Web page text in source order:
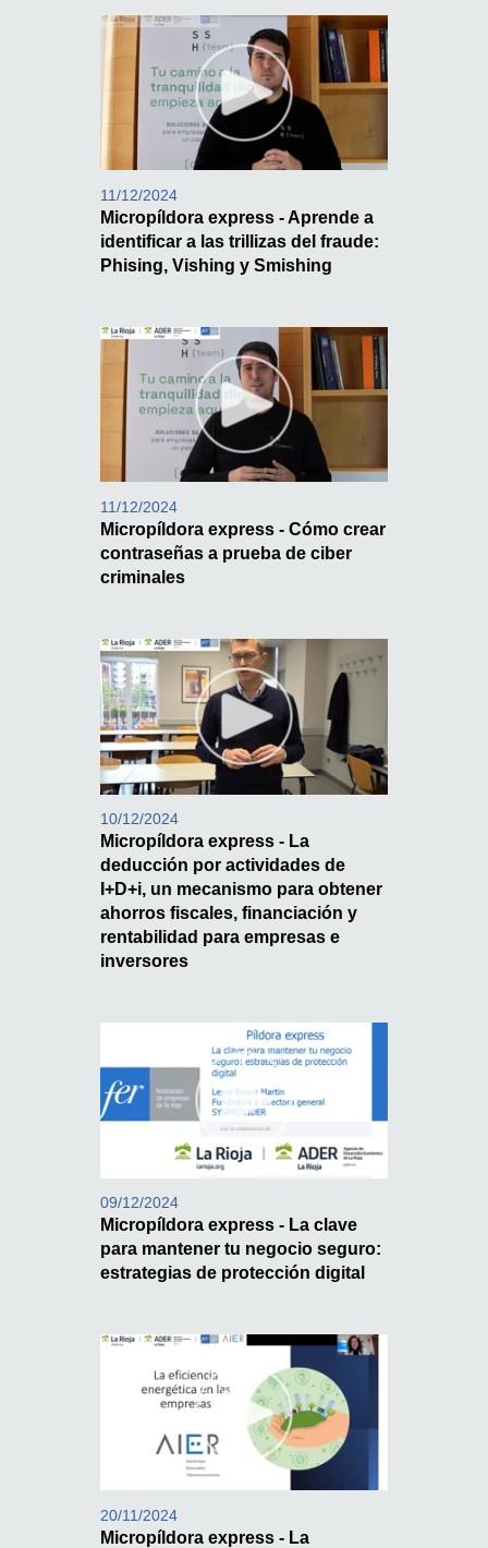
11/12/2024
Micropíldora express - Aprende a
identificar a las trillizas del fraude:
Phising, Vishing y Smishing
11/12/2024
Micropíldora express - Cómo crear
contraseñas a prueba de ciber
criminales
10/12/2024
Micropíldora express - La
deducción por actividades de
I+D+i, un mecanismo para obtener
ahorros fiscales, financiación y
rentabilidad para empresas e
inversores
09/12/2024
Micropíldora express - La clave
para mantener tu negocio seguro:
estrategias de protección digital
20/11/2024
Micropíldora express - La